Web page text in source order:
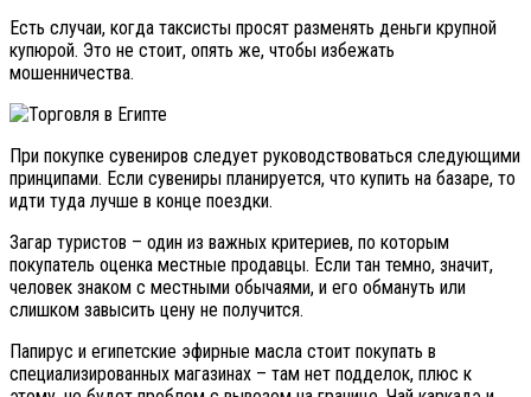
Есть случаи, когда таксисты просят разменять деньги крупной
купюрой. Это не стоит, опять же, чтобы избежать
мошенничества.
При покупке сувениров следует руководствоваться следующими
принципами. Если сувениры планируется, что купить на базаре, то
идти туда лучше в конце поездки.
Загар туристов – один из важных критериев, по которым
покупатель оценка местные продавцы. Если тан темно, значит,
человек знаком с местными обычаями, и его обмануть или
слишком завысить цену не получится.
Папирус и египетские эфирные масла стоит покупать в
специализированных магазинах – там нет подделок, плюс к